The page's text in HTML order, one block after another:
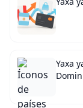
Yaxa